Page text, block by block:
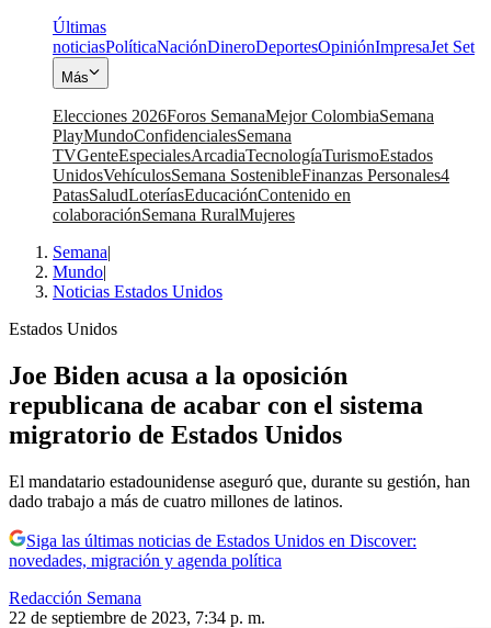
Últimas
noticiasPolíticaNaciónDineroDeportesOpiniónImpresaJet Set
Más
Elecciones 2026Foros SemanaMejor ColombiaSemana
PlayMundoConfidencialesSemana
TVGenteEspecialesArcadiaTecnologíaTurismoEstados
UnidosVehículosSemana SostenibleFinanzas Personales4
PatasSaludLoteríasEducaciónContenido en
colaboraciónSemana RuralMujeres
Semana|
Mundo|
Noticias Estados Unidos
Estados Unidos
Joe Biden acusa a la oposición
republicana de acabar con el sistema
migratorio de Estados Unidos
El mandatario estadounidense aseguró que, durante su gestión, han
dado trabajo a más de cuatro millones de latinos.
Siga las últimas noticias de Estados Unidos en Discover:
novedades, migración y agenda política
Redacción Semana
22 de septiembre de 2023, 7:34 p. m.